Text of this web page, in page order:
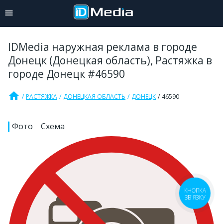
IDMedia наружная реклама в городе
Донецк (Донецкая область), Растяжка в
городе Донецк #46590
home РАСТЯЖКА ДОНЕЦКАЯ ОБЛАСТЬ ДОНЕЦК 46590
Фото Схема
КНОПКА
ЗВ'ЯЗКУ